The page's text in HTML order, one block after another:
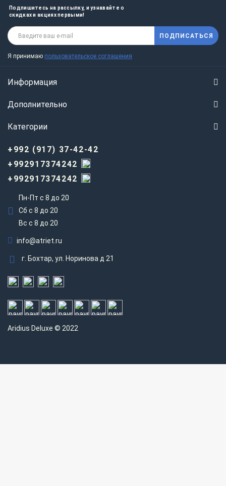
Подпишитесь на рассылку, и узнавайте о
скидках и акциях первыми!
ПОДПИСАТЬСЯ
Я принимаю пользовательское соглашения
Информация
Дополнительно
Категории
+992 (917) 37-42-42
+992917374242
+992917374242
Пн-Пт с 8 до 20
Сб с 8 до 20
Вс c 8 до 20
info@atriet.ru
г. Бохтар, ул. Норинова д 21
Aridius Deluxe © 2022